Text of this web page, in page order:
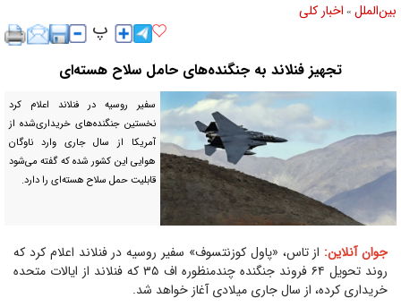
بين‌الملل » اخبار كلی
تجهیز فنلاند به جنگنده‌های حامل سلاح هسته‌ای
سفیر روسیه در فنلاند اعلام کرد
نخستین جنگنده‌های خریداری‌شده از
آمریکا از سال جاری وارد ناوگان
هوایی این کشور شده که گفته می‌شود
قابلیت حمل سلاح هسته‌ای را دارد.
جوان آنلاین: از تاس، «پاول کوزنتسوف» سفیر روسیه در فنلاند اعلام کرد که
روند تحویل ۶۴ فروند جنگنده چندمنظوره اف ۳۵ که فنلاند از ایالات متحده
خریداری کرده، از سال جاری میلادی آغاز خواهد شد.